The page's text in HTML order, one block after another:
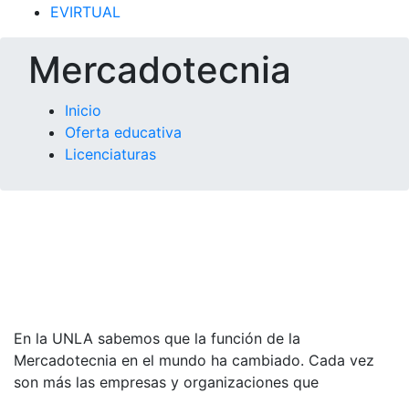
EVIRTUAL
Mercadotecnia
Inicio
Oferta educativa
Licenciaturas
En la UNLA sabemos que la función de la
Mercadotecnia en el mundo ha cambiado. Cada vez
son más las empresas y organizaciones que